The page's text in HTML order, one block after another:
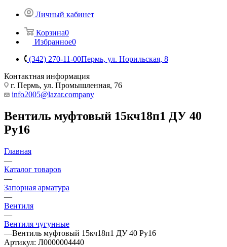
Личный кабинет
Корзина0
Избранное0
(342) 270-11-00Пермь, ул. Норильская, 8
Контактная информация
г. Пермь, ул. Промышленная, 76
info2005@lazar.company
Вентиль муфтовый 15кч18п1 ДУ 40
Ру16
Главная
—
Каталог товаров
—
Запорная арматура
—
Вентиля
—
Вентиля чугунные
—Вентиль муфтовый 15кч18п1 ДУ 40 Ру16
Артикул: Л0000004440